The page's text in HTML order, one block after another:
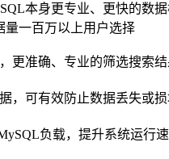
本身更专业、更快的数
量一百万以上用户选择
更准确、专业的筛选搜索
，可有效防止数据丢失或
负载，提升系统运行